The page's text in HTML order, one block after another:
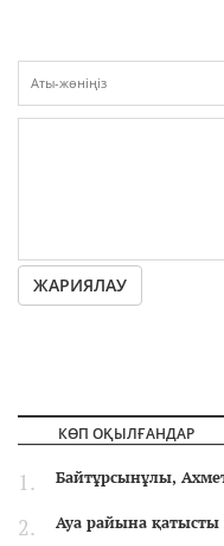
ЖАРИЯЛАУ
КӨП ОҚЫЛҒАНДАР
Байтұрсынұлы,
Ауа райына